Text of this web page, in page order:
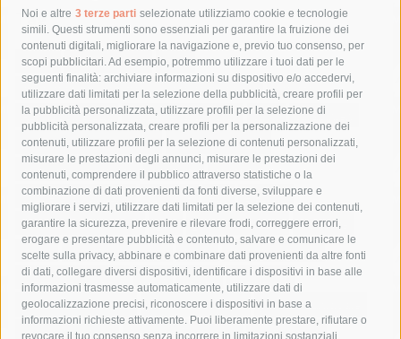
Noi e altre 3 terze parti selezionate utilizziamo cookie e tecnologie
simili. Questi strumenti sono essenziali per garantire la fruizione dei
contenuti digitali, migliorare la navigazione e, previo tuo consenso, per
scopi pubblicitari. Ad esempio, potremmo utilizzare i tuoi dati per le
seguenti finalità: archiviare informazioni su dispositivo e/o accedervi,
utilizzare dati limitati per la selezione della pubblicità, creare profili per
la pubblicità personalizzata, utilizzare profili per la selezione di
pubblicità personalizzata, creare profili per la personalizzazione dei
contenuti, utilizzare profili per la selezione di contenuti personalizzati,
misurare le prestazioni degli annunci, misurare le prestazioni dei
contenuti, comprendere il pubblico attraverso statistiche o la
combinazione di dati provenienti da fonti diverse, sviluppare e
migliorare i servizi, utilizzare dati limitati per la selezione dei contenuti,
garantire la sicurezza, prevenire e rilevare frodi, correggere errori,
erogare e presentare pubblicità e contenuto, salvare e comunicare le
scelte sulla privacy, abbinare e combinare dati provenienti da altre fonti
di dati, collegare diversi dispositivi, identificare i dispositivi in base alle
informazioni trasmesse automaticamente, utilizzare dati di
geolocalizzazione precisi, riconoscere i dispositivi in base a
informazioni richieste attivamente. Puoi liberamente prestare, rifiutare o
revocare il tuo consenso senza incorrere in limitazioni sostanziali.
Tag
acqua allerta meteo
anas
area marina protetta di punta campanella
arresto
Asl Napoli 3 sud
capitaneria di porto capri
carabinieri
castellammare di stabia
circumvesuviana
comune di sorrento
concerto
contagi
costiera amalfitana
covid-19 eav
elezioni
fondazione sorrento
gori guardia costiera
incidente
lavori
lorenzo balducelli mare
massa lubrense
massimo coppola
Meta napoli
ordinanza
penisola sorrentina
piano di sorrento
polizia municipale
protezione civile
Regione Campania sant'agnello